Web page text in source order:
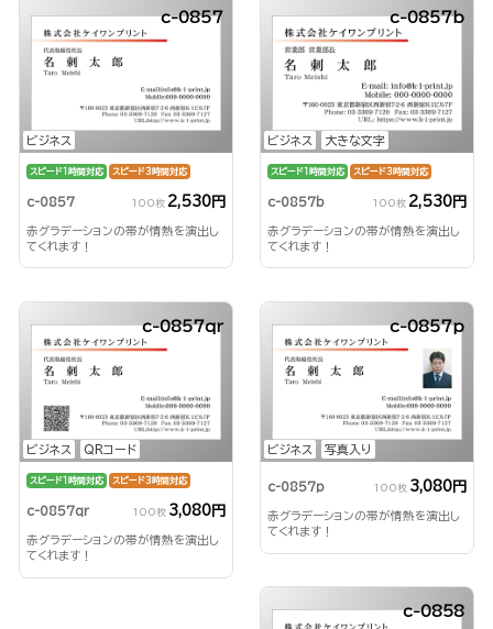
ビジネス
c-0857
スピード1時間対応 スピード3時間対応
c-0857 100枚 2,530円
赤グラデーションの帯が情熱を演出し
てくれます！
ビジネス 大きな文字
c-0857b
スピード1時間対応 スピード3時間対応
c-0857b 100枚 2,530円
赤グラデーションの帯が情熱を演出し
てくれます！
ビジネス QRコード
c-0857qr
スピード1時間対応 スピード3時間対応
c-0857qr 100枚 3,080円
赤グラデーションの帯が情熱を演出し
てくれます！
ビジネス 写真入り
c-0857p
c-0857p 100枚 3,080円
赤グラデーションの帯が情熱を演出し
てくれます！
c-0858